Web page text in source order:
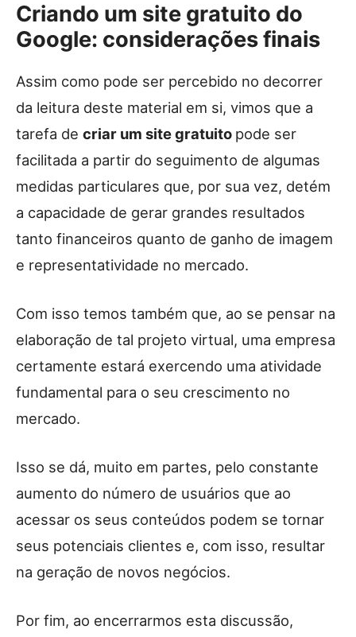
Criando um site gratuito do
Google: considerações finais
Assim como pode ser percebido no decorrer
da leitura deste material em si, vimos que a
tarefa de criar um site gratuito pode ser
facilitada a partir do seguimento de algumas
medidas particulares que, por sua vez, detém
a capacidade de gerar grandes resultados
tanto financeiros quanto de ganho de imagem
e representatividade no mercado.
Com isso temos também que, ao se pensar na
elaboração de tal projeto virtual, uma empresa
certamente estará exercendo uma atividade
fundamental para o seu crescimento no
mercado.
Isso se dá, muito em partes, pelo constante
aumento do número de usuários que ao
acessar os seus conteúdos podem se tornar
seus potenciais clientes e, com isso, resultar
na geração de novos negócios.
Por fim, ao encerrarmos esta discussão,